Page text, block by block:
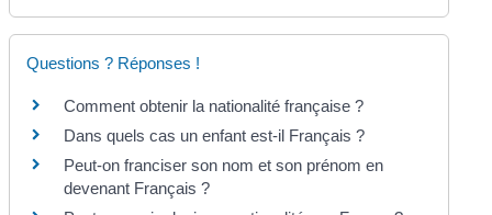
Questions ? Réponses !
Comment obtenir la nationalité française ?
Dans quels cas un enfant est-il Français ?
Peut-on franciser son nom et son prénom en
devenant Français ?